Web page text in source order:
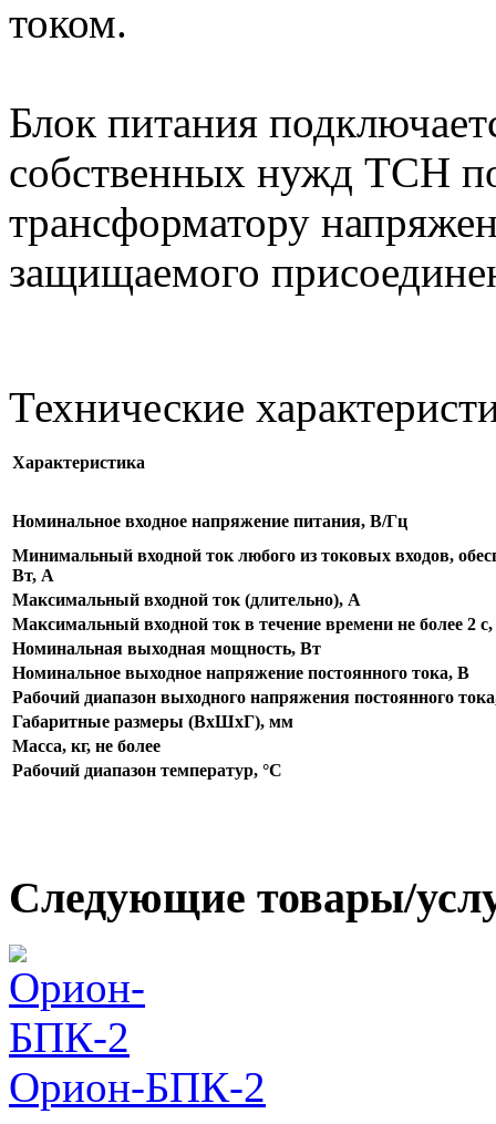
током.
Блок питания
собственных нужд ТСН
трансформатору
защищаемого
Технические
Характеристика
Номинальное входное напряжение питания, В/Гц
Минимальный входной ток любого из токовых входов,
Вт, А
Максимальный входной ток (длительно), А
Максимальный входной ток в течение времени не более 2
Номинальная выходная мощность, Вт
Номинальное выходное напряжение постоянного тока, В
Рабочий диапазон выходного напряжения постоянного
Габаритные размеры (ВхШхГ), мм
Масса, кг, не более
Рабочий диапазон температур, °С
Следующие товары/
Орион-БПК-2